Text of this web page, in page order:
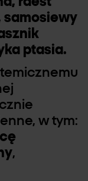
samosiewy
ptasia.
w tym:
,